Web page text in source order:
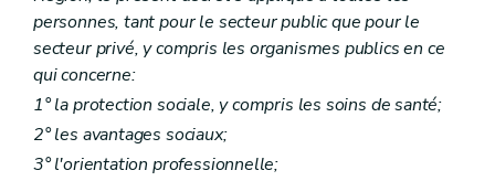
personnes, tant pour le secteur public que pour le
secteur privé, y compris les organismes publics en ce
qui concerne:
1° la protection sociale, y compris les soins de santé;
2° les avantages sociaux;
3° l'orientation professionnelle;